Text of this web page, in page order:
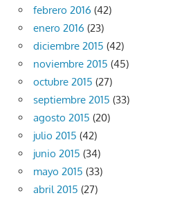
febrero 2016 (42)
enero 2016 (23)
diciembre 2015 (42)
noviembre 2015 (45)
octubre 2015 (27)
septiembre 2015 (33)
agosto 2015 (20)
julio 2015 (42)
junio 2015 (34)
mayo 2015 (33)
abril 2015 (27)